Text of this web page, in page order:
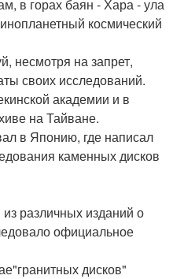
в горах баян - Хара - ула
космический
несмотря на запрет,
своих исследований.
академии и в
на Тайване.
в Японию, где написал
каменных дисков
различных изданий о
официальное
дисков"